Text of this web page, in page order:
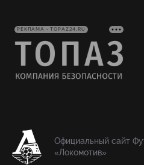
РЕКЛАМА • TOPAZ24.RU
Официальный сайт
«Локомотив»